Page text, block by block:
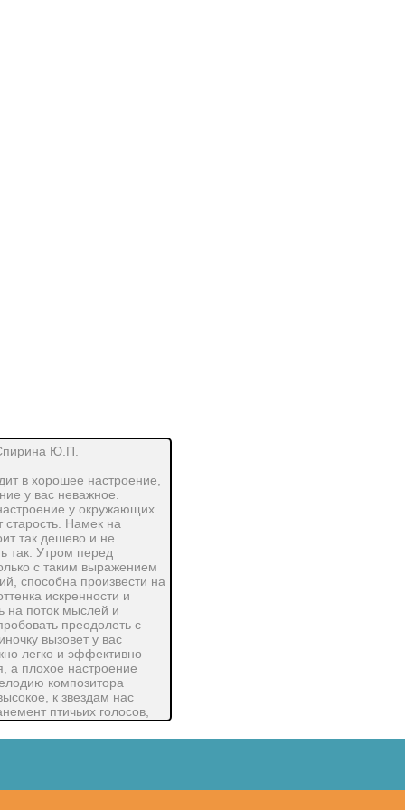
Ю.П.
в хорошее настроение,
у вас неважное.
у окружающих.
Намек на
так дешево и не
так. Утром перед
с таким выражением
способна произвести на
искренности и
на поток мыслей и
преодолеть с
вызовет у вас
легко и эффективно
а плохое настроение
композитора
к звездам нас
птичьих голосов,
воздействие оказывают
естественный танец,